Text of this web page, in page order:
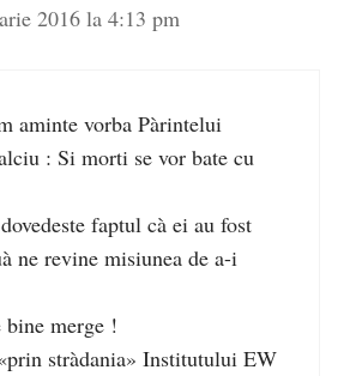
2016 la 4:13 pm
aminte vorba Pàrintelui
: Si morti se vor bate cu
faptul cà ei au fost
ne revine misiunea de a-i
bine merge !
stràdania» Institutului EW